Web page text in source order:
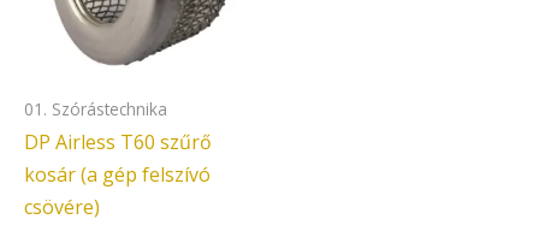
01. Szórástechnika
DP Airless T60 szűrő
kosár (a gép felszívó
csövére)